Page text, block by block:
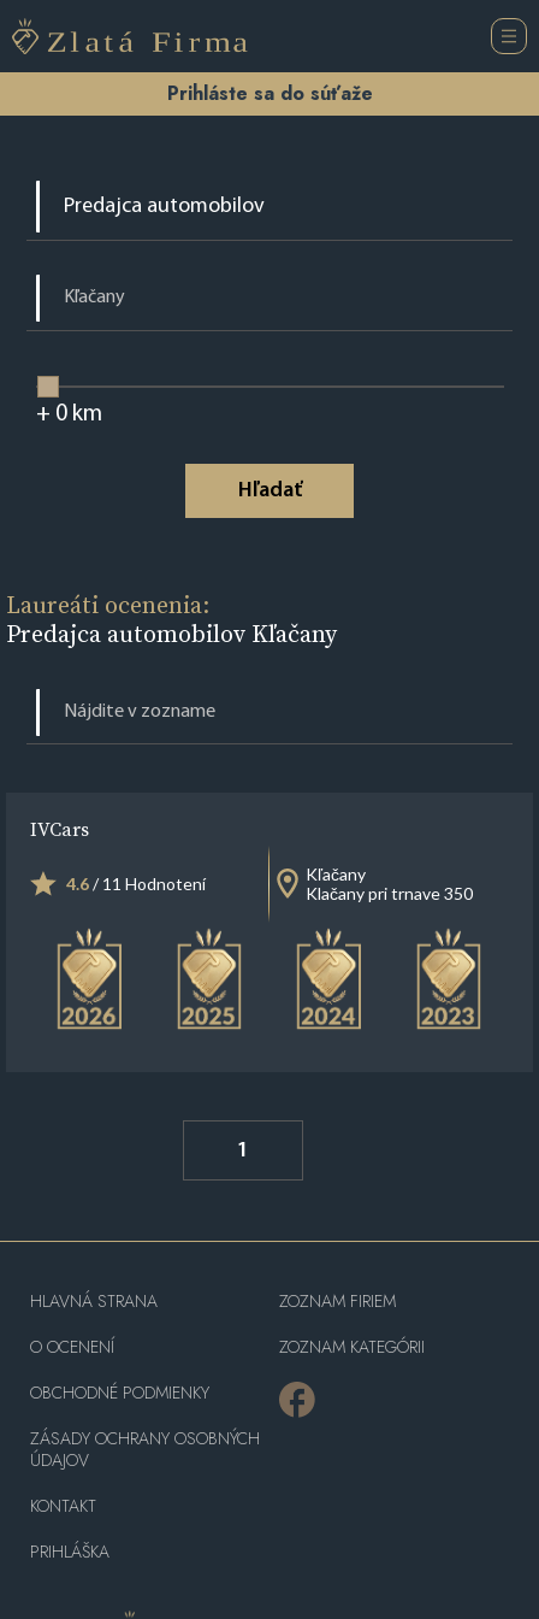
Prihláste sa do súťaže
+ 0km
Hľadať
Laureáti ocenenia:
Predajca automobilov Kľačany
IVCars
4.6/ 11 Hodnotení
Kľačany
Klačany pri trnave 350
1
HLAVNÁ STRANA
O OCENENÍ
OBCHODNÉ PODMIENKY
ZÁSADY OCHRANY OSOBNÝCH
ÚDAJOV
KONTAKT
PRIHLÁŠKA
ZOZNAM FIRIEM
ZOZNAM KATEGÓRII